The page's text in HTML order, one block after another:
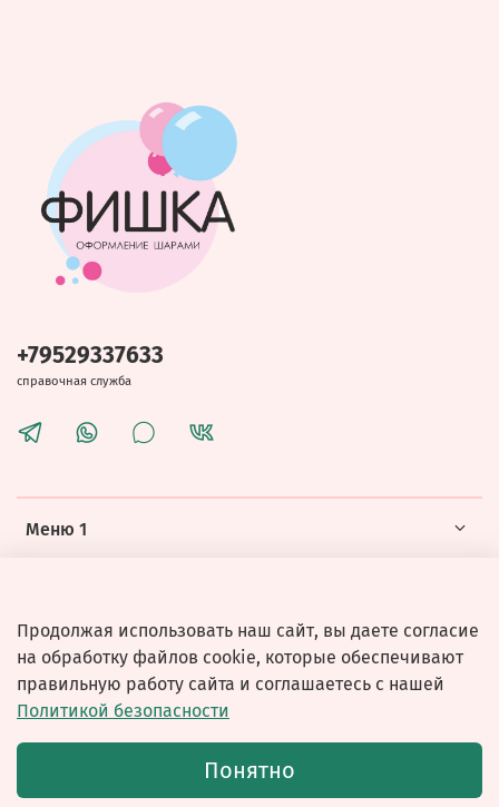
Меню 1
+79529337633
справочная служба
© 2026 Любое использование контента без письменного
Продолжая использовать наш сайт, вы даете согласие
на обработку файлов cookie, которые обеспечивают
правильную работу сайта и соглашаетесь с нашей
Политикой безопасности
Понятно